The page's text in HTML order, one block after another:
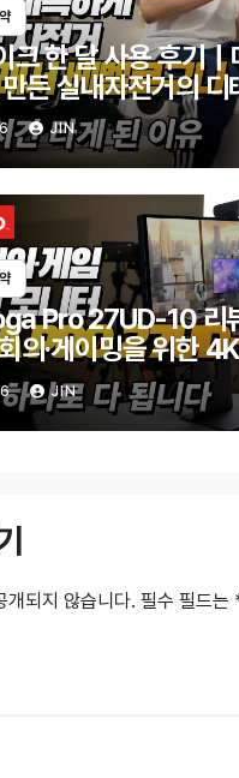
크 한 달 사용 후기｜
든 실내자전거의 디
JIN
Pro 27UD-10 리
의·게이밍을 위한
터 JIN
개되지 않습니다. 필수 필드는